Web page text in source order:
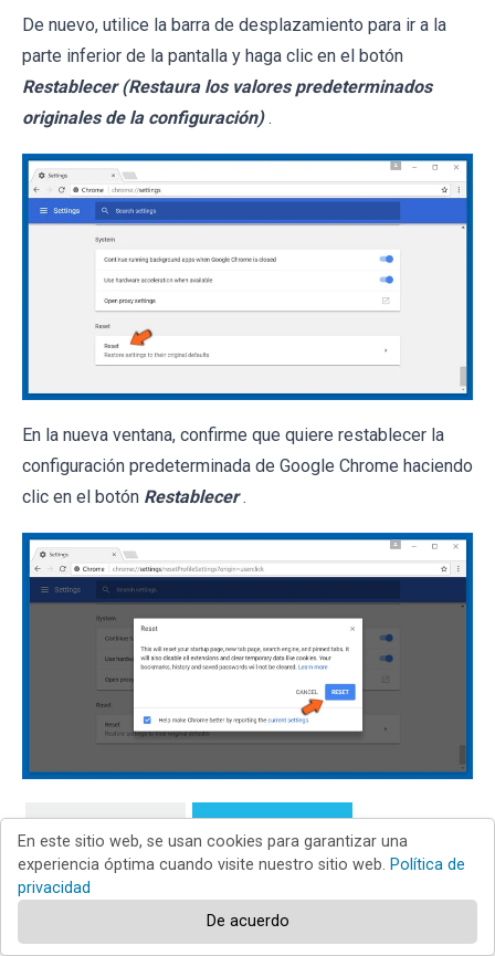
De nuevo, utilice la barra de desplazamiento para ir a la
parte inferior de la pantalla y haga clic en el botón
Restablecer (Restaura los valores predeterminados
originales de la configuración) .
En la nueva ventana, confirme que quiere restablecer la
configuración predeterminada de Google Chrome haciendo
clic en el botón Restablecer .
Safari
En este sitio web, se usan cookies para garantizar una
experiencia óptima cuando visite nuestro sitio web. Política de
privacidad
De acuerdo